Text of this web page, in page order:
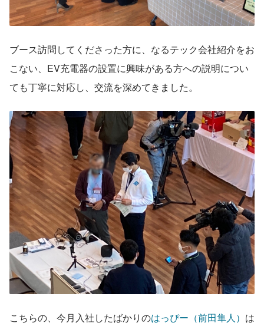
ブース訪問してくださった方に、なるテック会社紹介をお
こない、EV充電器の設置に興味がある方への説明につい
ても丁寧に対応し、交流を深めてきました。
こちらの、今月入社したばかりのはっぴー（前田隼人） は